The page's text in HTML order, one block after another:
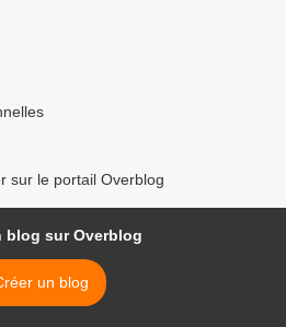
sur le portail Overblog
blog sur Overblog
un blog